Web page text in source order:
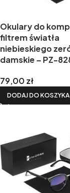
Okulary do
filtrem światła
niebieskiego
damskie – PZ-
79,00 zł
DODAJ DO KOSZYKA